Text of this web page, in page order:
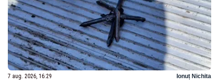
7 aug. 2026, 16:29 Ionuț Nichita